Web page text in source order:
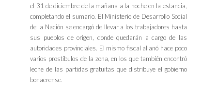
el 31 de diciembre de la mañana a la noche en la estancia,
completando el sumario. El Ministerio de Desarrollo Social
de la Nación se encargó de llevar a los trabajadores hasta
sus pueblos de origen, donde quedarán a cargo de las
autoridades provinciales. El mismo fiscal allanó hace poco
varios prostíbulos de la zona, en los que también encontró
leche de las partidas gratuitas que distribuye el gobierno
bonaerense.